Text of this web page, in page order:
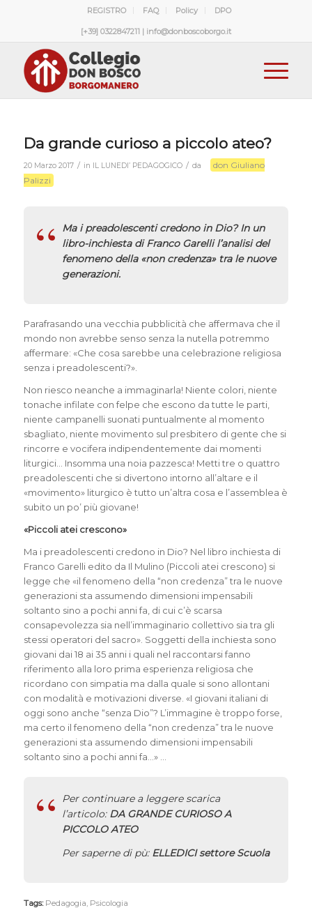
REGISTRO FAQ Policy DPO
[+39] 0322847211 | info@donboscoborgo.it
Da grande curioso a piccolo ateo?
20 Marzo 2017 / in IL LUNEDI’ PEDAGOGICO / da
don Giuliano
Palizzi
Ma i preadolescenti credono in Dio? In un
libro-inchiesta di Franco Garelli l’analisi del
fenomeno della «non credenza» tra le nuove
generazioni.
Parafrasando una vecchia pubblicità che affermava che il
mondo non avrebbe senso senza la nutella potremmo
affermare: «Che cosa sarebbe una celebrazione religiosa
senza i preadolescenti?».
Non riesco neanche a immaginarla! Niente colori, niente
tonache infilate con felpe che escono da tutte le parti,
niente campanelli suonati puntualmente al momento
sbagliato, niente movimento sul presbitero di gente che si
rincorre e vocifera indipendentemente dai momenti
liturgici… Insomma una noia pazzesca! Metti tre o quattro
preadolescenti che si divertono intorno all’altare e il
«movimento» liturgico è tutto un’altra cosa e l’assemblea è
subito un po’ più giovane!
«Piccoli atei crescono»
Ma i preadolescenti credono in Dio? Nel libro inchiesta di
Franco Garelli edito da Il Mulino (Piccoli atei crescono) si
legge che «il fenomeno della “non credenza” tra le nuove
generazioni sta assumendo dimensioni impensabili
soltanto sino a pochi anni fa, di cui c’è scarsa
consapevolezza sia nell’immaginario collettivo sia tra gli
stessi operatori del sacro». Soggetti della inchiesta sono
giovani dai 18 ai 35 anni i quali nel raccontarsi fanno
riferimento alla loro prima esperienza religiosa che
ricordano con simpatia ma dalla quale si sono allontani
con modalità e motivazioni diverse. «I giovani italiani di
oggi sono anche “senza Dio”? L’immagine è troppo forse,
ma certo il fenomeno della “non credenza” tra le nuove
generazioni sta assumendo dimensioni impensabili
soltanto sino a pochi anni fa…» …
Per continuare a leggere scarica
l’articolo: DA GRANDE CURIOSO A
PICCOLO ATEO
Per saperne di pù: ELLEDICI settore Scuola
Tags: Pedagogia, Psicologia